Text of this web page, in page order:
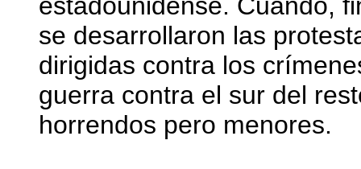
se desarrollaron las
dirigidas contra los
guerra contra el sur del
horrendos pero menores.